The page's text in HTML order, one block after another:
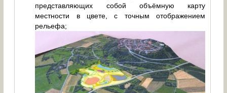
представляющих собой объёмную карту
местности в цвете, с точным отображением
рельефа;